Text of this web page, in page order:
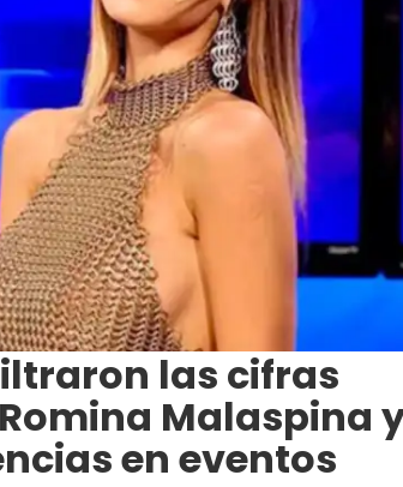
las cifras
Malaspina
en eventos